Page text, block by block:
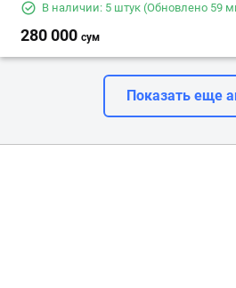
В наличии: 5 штук (Обновлено 59
280 000 сум
Показать еще